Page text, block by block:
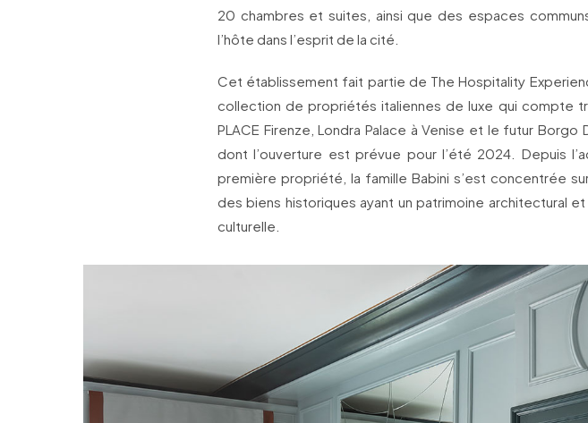
20 chambres et suites, ainsi que des espaces
l’hôte dans l’esprit de la cité.
Cet établissement fait partie de The Hospitality
collection de propriétés italiennes de luxe qui compte
PLACE Firenze, Londra Palace à Venise et le futur Borgo
dont l’ouverture est prévue pour l’été 2024. Depuis
première propriété, la famille Babini s’est concentrée
des biens historiques ayant un patrimoine architectural
culturelle.